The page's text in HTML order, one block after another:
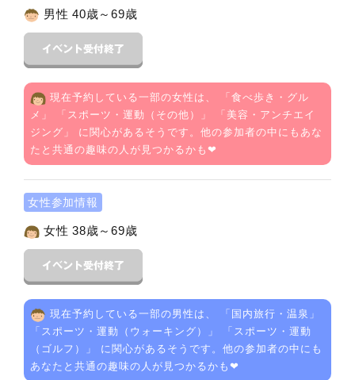
男性 40歳～69歳
現在予約している一部の女性は、 「 食べ歩き・グル
メ 」 「 スポーツ・運動（その他） 」 「 美容・アンチエイ
ジング 」 に関心があるそうです。他の参加者の中にもあな
たと共通の趣味の人が見つかるかも❤
女性参加情報
女性 38歳～69歳
現在予約している一部の男性は、 「 国内旅行・温泉 」
「 スポーツ・運動（ウォーキング） 」 「 スポーツ・運動
（ゴルフ）
」 に関心があるそうです。他の参加者の中にも
あなたと共通の趣味の人が見つかるかも❤